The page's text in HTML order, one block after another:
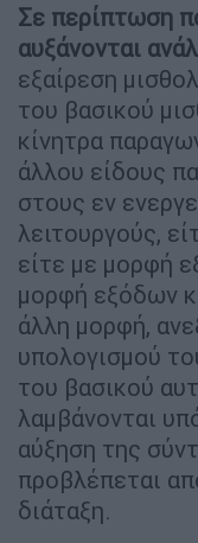
Σε περίπτωση
αυξάνονται
εξαίρεση
του βασικού
κίνητρα
άλλου είδους
στους εν
λειτουργούς,
είτε με μορφή
μορφή εξόδων
άλλη μορφή,
υπολογισμού
του βασικού
λαμβάνονται
αύξηση της
προβλέπεται
διάταξη.